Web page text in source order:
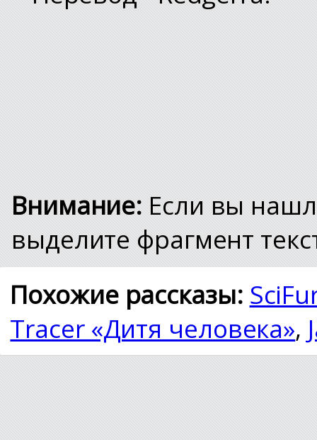
Внимание: Если вы
выделите фрагмент
Похожие рассказы:
Tracer «Дитя человека»,